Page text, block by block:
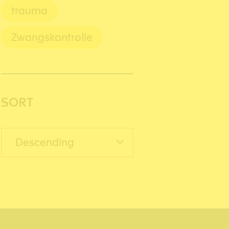
trauma
Zwangskontrolle
SORT
Descending